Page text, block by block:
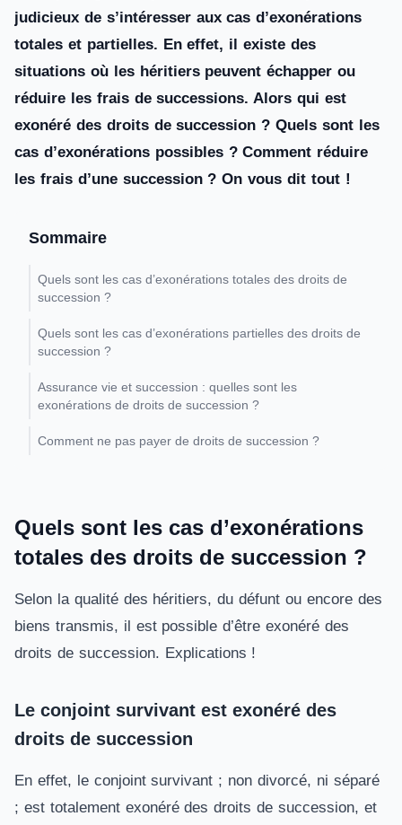
judicieux de s’intéresser aux cas d’exonérations
totales et partielles. En effet, il existe des
situations où les héritiers peuvent échapper ou
réduire les frais de successions. Alors qui est
exonéré des droits de succession ? Quels sont les
cas d’exonérations possibles ? Comment réduire
les frais d’une succession ? On vous dit tout !
Sommaire
Quels sont les cas d’exonérations totales des droits de
succession ?
Quels sont les cas d’exonérations partielles des droits de
succession ?
Assurance vie et succession : quelles sont les
exonérations de droits de succession ?
Comment ne pas payer de droits de succession ?
Quels sont les cas d’exonérations
totales des droits de succession ?
Selon la qualité des héritiers, du défunt ou encore des
biens transmis, il est possible d’être exonéré des
droits de succession. Explications !
Le conjoint survivant est exonéré des
droits de succession
En effet, le conjoint survivant ; non divorcé, ni séparé
; est totalement exonéré des droits de succession, et